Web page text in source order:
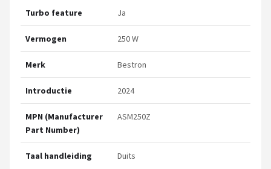
Turbo feature Ja
Vermogen 250 W
Merk Bestron
Introductie 2024
MPN (Manufacturer
Part Number)
ASM250Z
Taal handleiding Duits